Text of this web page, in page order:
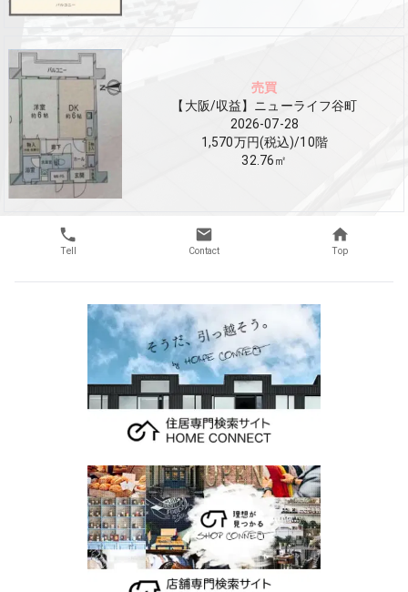
売買
【大阪/収益】ニューライフ谷町
2026-07-28
1,570万円(税込)/10階
32.76㎡
Tell Contact Top